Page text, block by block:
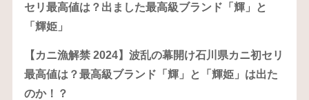
セリ最高値は？出ました最高級ブランド「輝」と
「輝姫」
【カニ漁解禁 2024】波乱の幕開け石川県カニ初セリ
最高値は？最高級ブランド「輝」と「輝姫」は出た
のか！？